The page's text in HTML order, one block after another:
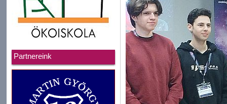
Partnereink